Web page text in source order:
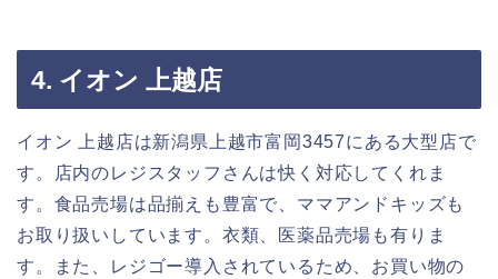
4. イオン 上越店
イオン 上越店は新潟県上越市富岡3457にある大型店で
す。店内のレジスタッフさんは快く対応してくれま
す。食品売場は品揃えも豊富で、ママアンドキッズも
お取り扱いしています。衣類、医薬品売場も有りま
す。また、レジゴー導入されているため、お買い物の